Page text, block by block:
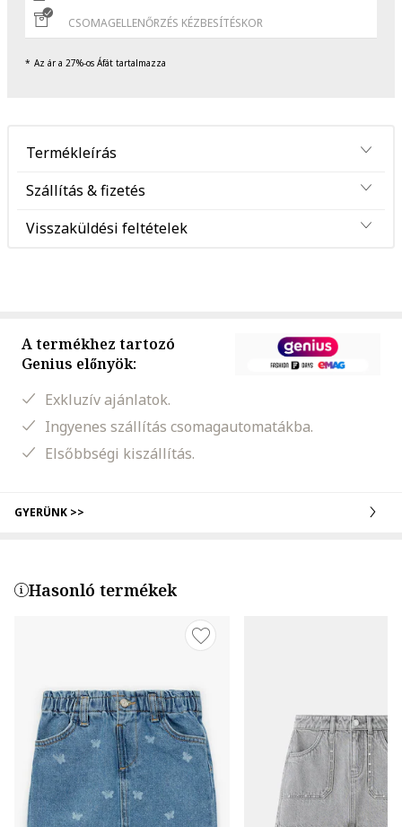
CSOMAGELLENŐRZÉS KÉZBESÍTÉSKOR
Az ár a 27%-os Áfát tartalmazza
Termékleírás
Szállítás & fizetés
Visszaküldési feltételek
A termékhez tartozó
Genius előnyök:
Exkluzív ajánlatok.
Ingyenes szállítás csomagautomatákba.
Elsőbbségi kiszállítás.
GYERÜNK >>
Hasonló termékek